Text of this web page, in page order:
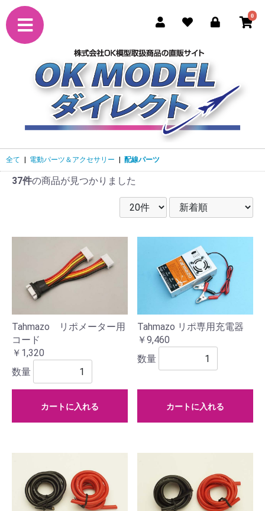
0
全て 電動パーツ＆アクセサリー 配線パーツ
37件の商品が見つかりました
Tahmazo リポメーター用
コード
￥1,320
数量
カートに入れる
Tahmazo リポ専用充電器
￥9,460
数量
カートに入れる